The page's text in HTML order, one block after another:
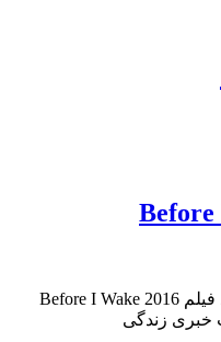
دانلود فیلم Before I Wake 2016 دانلود فیلم Before I Wake 2016